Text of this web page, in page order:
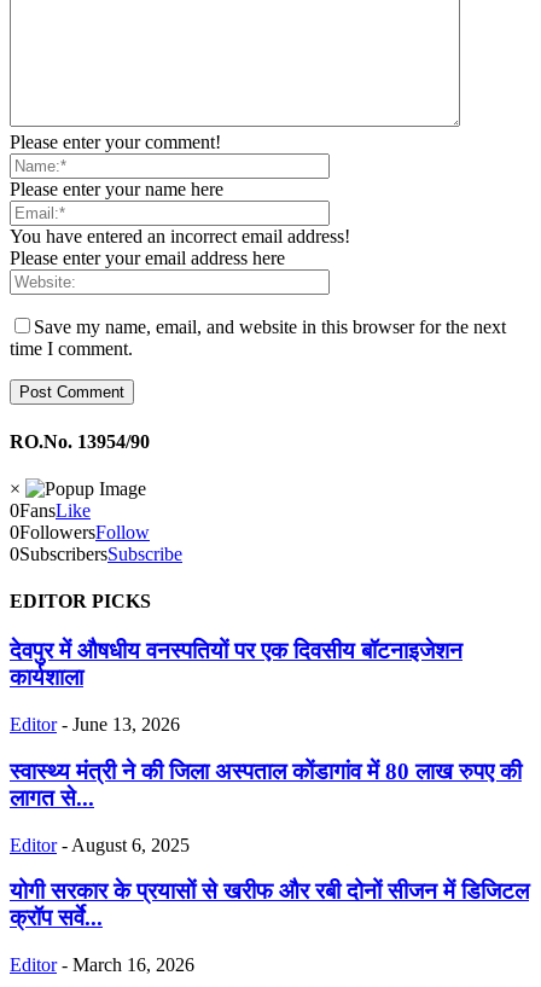
Please enter your comment!
Please enter your name here
You have entered an incorrect email address!
Please enter your email address here
Save my name, email, and website in this browser for the next
time I comment.
RO.No. 13954/90
×
0FansLike
0FollowersFollow
0SubscribersSubscribe
EDITOR PICKS
देवपुर में औषधीय वनस्पतियों पर एक दिवसीय बॉटनाइजेशन
कार्यशाला
Editor - June 13, 2026
स्वास्थ्य मंत्री ने की जिला अस्पताल कोंडागांव में 80 लाख रुपए की
लागत से...
Editor - August 6, 2025
योगी सरकार के प्रयासों से खरीफ और रबी दोनों सीजन में डिजिटल
क्रॉप सर्वे...
Editor - March 16, 2026